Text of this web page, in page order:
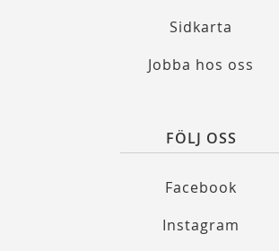
Sidkarta
Jobba hos oss
FÖLJ OSS
Facebook
Instagram